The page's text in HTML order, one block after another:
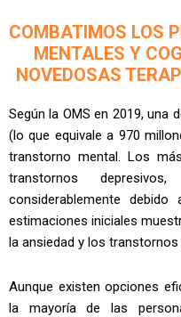
COMBATIMOS LOS
MENTALES Y
NOVEDOSAS
Según la OMS en 2019, una
(lo que equivale a 970
transtorno mental. Los
transtornos
considerablemente
estimaciones iniciales
la ansiedad y los
Aunque existen opciones
la mayoría de las